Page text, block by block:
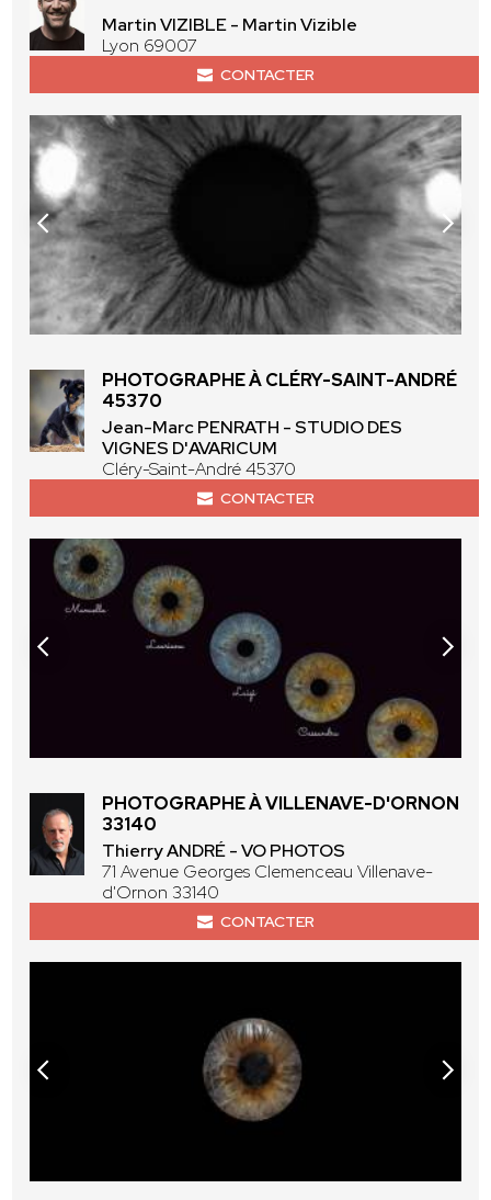
Martin VIZIBLE - Martin Vizible
Lyon 69007
CONTACTER
PHOTOGRAPHE À CLÉRY-SAINT-ANDRÉ
45370
Jean-Marc PENRATH - STUDIO DES
VIGNES D'AVARICUM
Cléry-Saint-André 45370
CONTACTER
PHOTOGRAPHE À VILLENAVE-D'ORNON
33140
Thierry ANDRÉ - VO PHOTOS
71 Avenue Georges Clemenceau Villenave-
d'Ornon 33140
CONTACTER